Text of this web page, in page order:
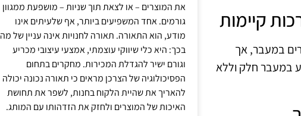
במעבר, אך
במעבר חלק וללא
את המוצרים – או לצאת תוך שניות – מושפעת ממגוון
גורמים. אחד המשפיעים ביותר, אף שלעיתים אינו
מודע, הוא התאורה. תאורה לחנויות אינה עניין של מה
בכך: היא כלי שיווקי עוצמתי, אמצעי עיצובי מכריע
וגורם ישיר להגדלת המכירות. מחקרים בתחום
הפסיכולוגיה של הצרכן מראים כי תאורה נכונה יכולה
להאריך את שהיית הלקוח בחנות, לשפר את תחושת
האיכות של המוצרים ולחזק את הזדהותו עם המותג.